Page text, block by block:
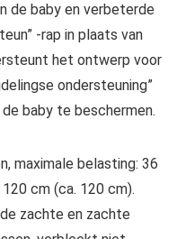
de baby en verbeterde
-rap in plaats van
het ontwerp voor
ondersteuning”
baby te beschermen.
maximale belasting: 36
cm (ca. 120 cm).
zachte en zachte